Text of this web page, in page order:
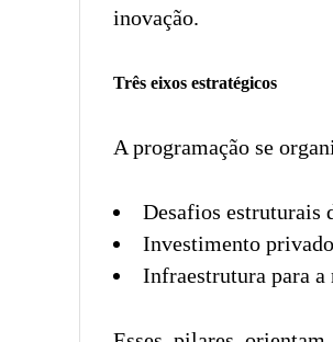
inovação.
Três eixos estratégicos
A programação se
Desafios estruturais
Investimento
Infraestrutura para a